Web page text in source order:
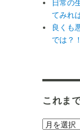
日常の
てみれ
良くも
では？！
これま
こ